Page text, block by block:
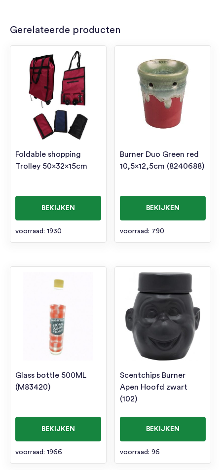
Gerelateerde producten
Foldable shopping
Trolley 50x32x15cm
BEKIJKEN
voorraad: 1930
Burner Duo Green red
10,5×12,5cm (8240688)
BEKIJKEN
voorraad: 790
Glass bottle 500ML
(M83420)
BEKIJKEN
voorraad: 1966
Scentchips Burner
Apen Hoofd zwart
(102)
BEKIJKEN
voorraad: 96